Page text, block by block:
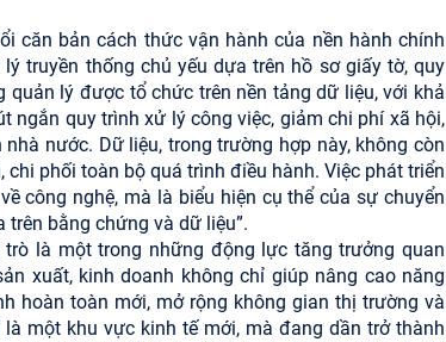
căn bản cách thức vận hành của nền hành chính
truyền thống chủ yếu dựa trên hồ sơ giấy tờ, quy
lý được tổ chức trên nền tảng dữ liệu, với khả
ngắn quy trình xử lý công việc, giảm chi phí xã hội,
nước. Dữ liệu, trong trường hợp này, không còn
phối toàn bộ quá trình điều hành. Việc phát triển
công nghệ, mà là biểu hiện cụ thể của sự chuyển
bằng chứng và dữ liệu”.
là một trong những động lực tăng trưởng quan
xuất, kinh doanh không chỉ giúp nâng cao năng
hoàn toàn mới, mở rộng không gian thị trường và
một khu vực kinh tế mới, mà đang dần trở thành